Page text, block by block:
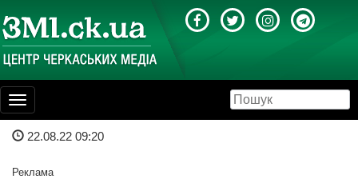
Toggle
navigation
22.08.22 09:20
Реклама